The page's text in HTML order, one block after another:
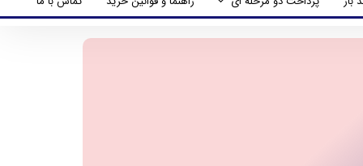
راهنمای پرداخت دو مرحله ای